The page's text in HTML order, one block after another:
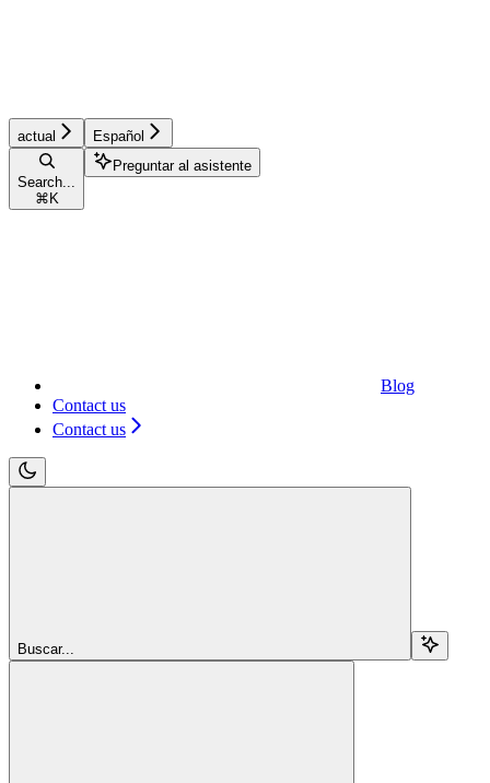
actual Español
Search...
⌘ K
Preguntar al asistente
Blog
Contact us
Contact us
Buscar...